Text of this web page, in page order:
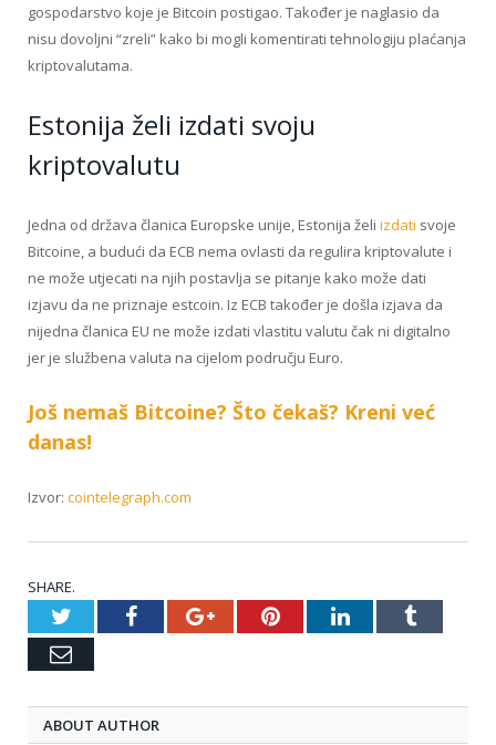
gospodarstvo koje je Bitcoin postigao. Također je naglasio da
nisu dovoljni “zreli” kako bi mogli komentirati tehnologiju plaćanja
kriptovalutama.
Estonija želi izdati svoju
kriptovalutu
Jedna od država članica Europske unije, Estonija želi izdati svoje
Bitcoine, a budući da ECB nema ovlasti da regulira kriptovalute i
ne može utjecati na njih postavlja se pitanje kako može dati
izjavu da ne priznaje estcoin. Iz ECB također je došla izjava da
nijedna članica EU ne može izdati vlastitu valutu čak ni digitalno
jer je službena valuta na cijelom području Euro.
Još nemaš Bitcoine? Što čekaš? Kreni već
danas!
Izvor: cointelegraph.com
SHARE.
TwitterFacebookGoogle+PinterestLinkedInTumblr
Email
ABOUT AUTHOR